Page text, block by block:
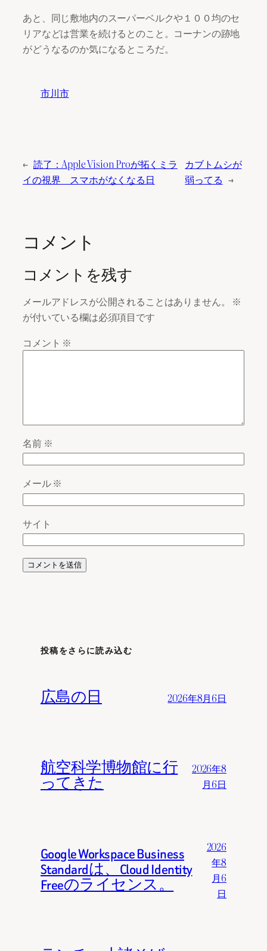
あと、同じ敷地内のスーパーベルクや１００均のセ
リアなどは営業を続けるとのこと。コーナンの跡地
がどうなるのか気になるところだ。
市川市
← 読了：Apple Vision Proが拓くミラ
イの視界 スマホがなくなる日
カブトムシが
弱ってる →
コメント
コメントを残す
メールアドレスが公開されることはありません。
※
が付いている欄は必須項目です
コメント ※
名前 ※
メール※
サイト
投稿をさらに読み込む
広島の日 2026年8月6日
航空科学博物館に行
ってきた
2026年8
月6日
Google Workspace Business
Standardは、Cloud Identity
Freeのライセンス。
2026
年8
月6
日